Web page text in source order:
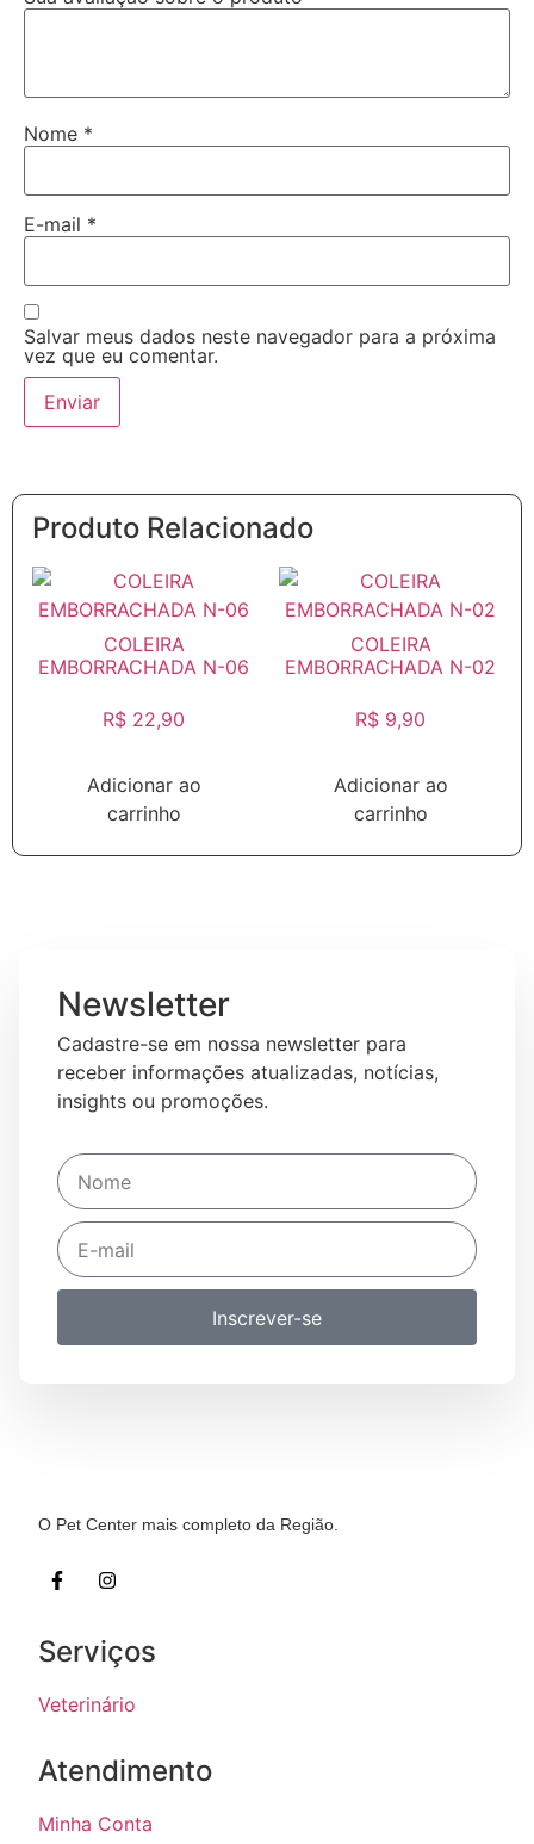
Produto Relacionado
COLEIRA
EMBORRACHADA N-06
R$ 22,90
Adicionar ao
carrinho
COLEIRA
EMBORRACHADA N-02
R$ 9,90
Adicionar ao
carrinho
Nome *
E-mail *
Salvar meus dados neste navegador para a próxima
vez que eu comentar.
Newsletter
Cadastre-se em nossa newsletter para
receber informações atualizadas, notícias,
insights ou promoções.
Inscrever-se
O Pet Center mais completo da Região.
Serviços
Veterinário
Atendimento
Minha Conta